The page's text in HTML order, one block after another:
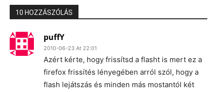
10 HOZZÁSZÓLÁS
puffY
2010-06-23 At 22:01
Azért kérte, hogy frissítsd a flasht is mert ez a
firefox frissítés lényegében arról szól, hogy a
flash lejátszás és minden más mostantól két